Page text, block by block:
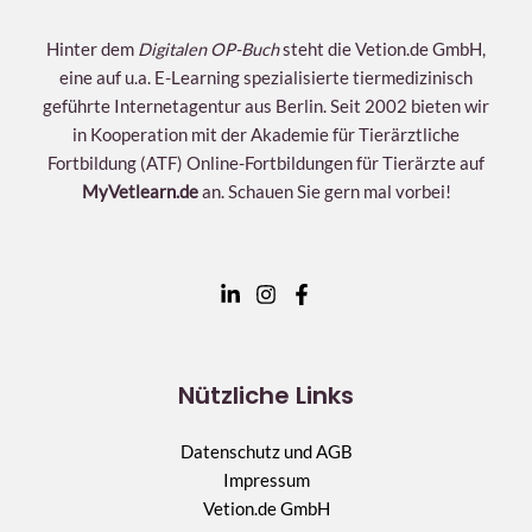
Hinter dem Digitalen OP-Buchsteht die Vetion.de GmbH,
eine auf u.a. E-Learning spezialisierte tiermedizinisch
geführte Internetagentur aus Berlin. Seit 2002 bieten wir
in Kooperation mit der Akademie für Tierärztliche
Fortbildung (ATF) Online-Fortbildungen für Tierärzte auf
MyVetlearn.dean. Schauen Sie gern mal vorbei!
Nützliche Links
Datenschutz und AGB
Impressum
Vetion.de GmbH